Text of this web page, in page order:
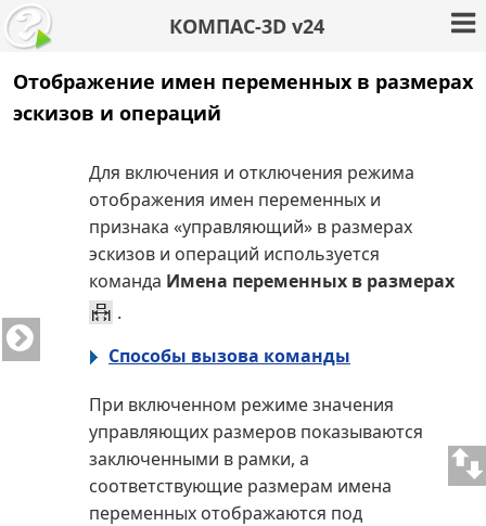
КОМПАС-3D v24
Отображение имен переменных в размерах
эскизов и операций
Для включения и отключения режима
отображения имен переменных и
признака «управляющий» в размерах
эскизов и операций используется
команда Имена переменных в размерах
.
Способы вызова команды
При включенном режиме значения
управляющих размеров показываются
заключенными в рамки, а
соответствующие размерам имена
переменных отображаются под